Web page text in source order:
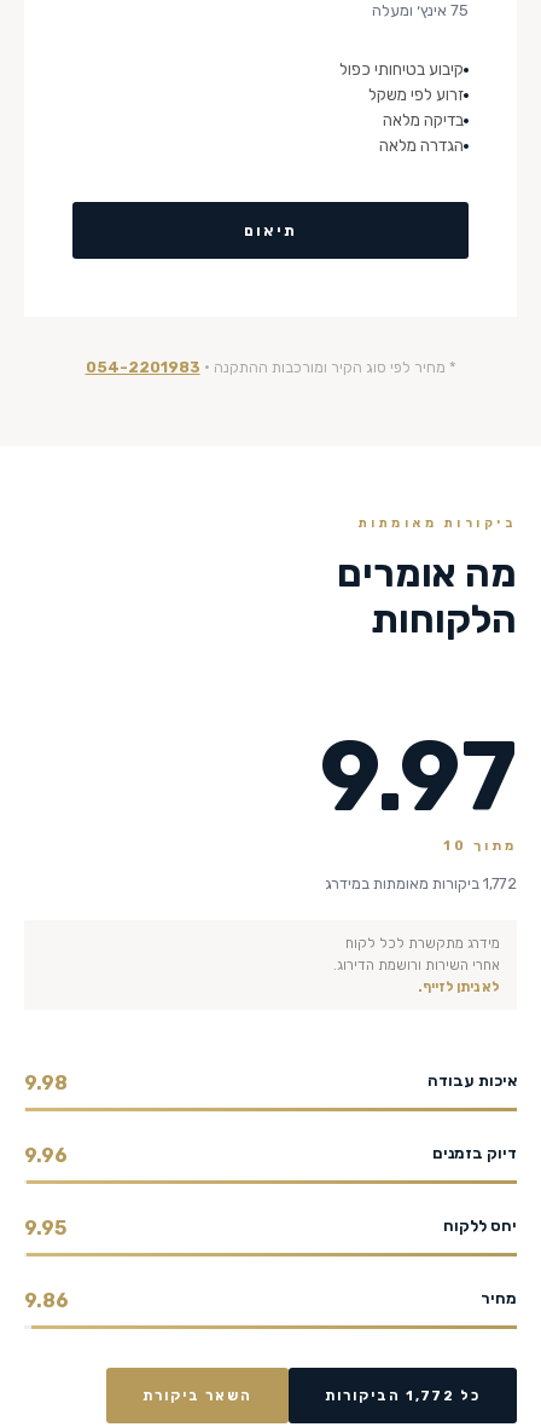
75 אינץ׳ ומעלה
קיבוע בטיחותי כפול
זרוע לפי משקל
בדיקה מלאה
הגדרה מלאה
תיאום
* מחיר לפי סוג הקיר ומורכבות ההתקנה · 054-2201983
ביקורות מאומתות
מה אומרים
הלקוחות
9.97
מתוך 10
1,772 ביקורות מאומתות במידרג
מידרג מתקשרת לכל לקוח
אחרי השירות ורושמת הדירוג.
לא ניתן לזייף.
איכות עבודה 9.98
דיוק בזמנים 9.96
יחס ללקוח 9.95
מחיר 9.86
כל 1,772 הביקורות השאר ביקורת